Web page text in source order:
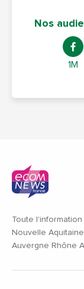
Nos
1M
Toute
Nouvelle
Auvergne Rhône